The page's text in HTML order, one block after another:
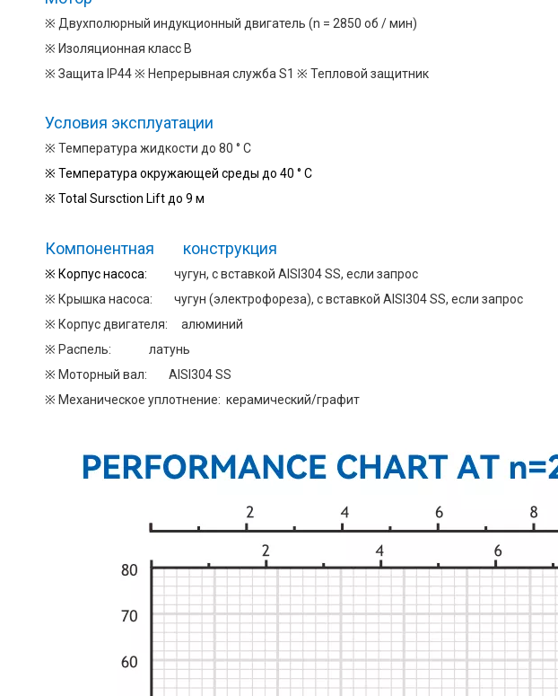
※ Двухполюрный индукционный двигатель (n = 2850 об / мин)
※ Изоляционная класс B
※ Защита IP44 ※ Непрерывная служба S1 ※ Тепловой защитник
Условия эксплуатации
※ Температура жидкости до 80 ° C
※ Температура окружающей среды до 40 ° C
※ Total Sursction Lift до 9 м
Компонентная конструкция
※ Корпус насоса: чугун, с вставкой AISI304 SS, если запрос
※ Крышка насоса: чугун (электрофореза), с вставкой AISI304 SS, если запрос
※ Корпус двигателя: алюминий
※ Распель: латунь
※ Моторный вал: AISI304 SS
※ Механическое уплотнение: керамический/графит